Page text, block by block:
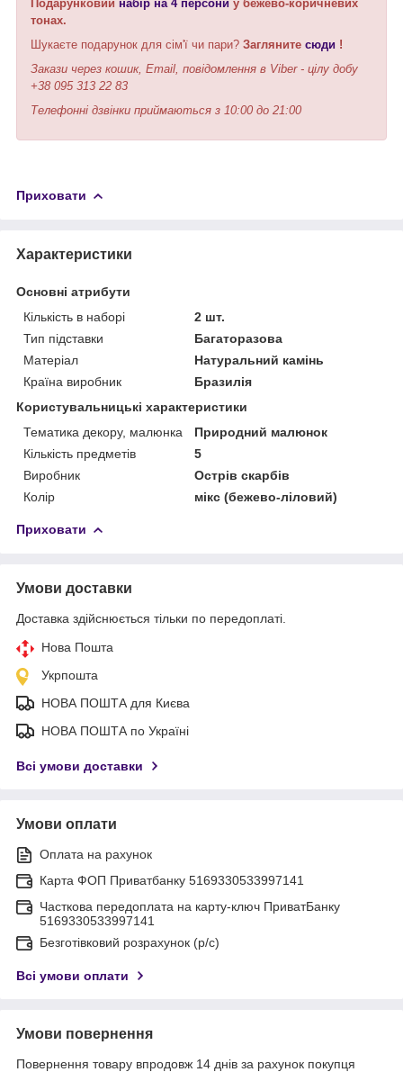
Подарунковий набір на 4 персони у бежево-коричневих
тонах.
Шукаєте подарунок для сім'ї чи пари? Загляните сюди !
Закази через кошик, Email, повідомлення в Viber - цілу добу
+38 095 313 22 83
Телефонні дзвінки приймаються з 10:00 до 21:00
Приховати
Характеристики
Основні атрибути
Кількість в наборі
2 шт.
Тип підставки
Багаторазова
Матеріал
Натуральний камінь
Країна виробник
Бразилія
Користувальницькі характеристики
Тематика декору, малюнка
Природний малюнок
Кількість предметів
5
Виробник
Острів скарбів
Колір
мікс (бежево-ліловий)
Приховати
Умови доставки
Доставка здійснюється тільки по передоплаті.
Нова Пошта
Укрпошта
НОВА ПОШТА для Києва
НОВА ПОШТА по Україні
Всі умови доставки
Умови оплати
Оплата на рахунок
Карта ФОП Приватбанку 5169330533997141
Часткова передоплата на карту-ключ ПриватБанку
5169330533997141
Безготівковий розрахунок (р/с)
Всі умови оплати
Умови повернення
Повернення товару впродовж 14 днів за рахунок покупця